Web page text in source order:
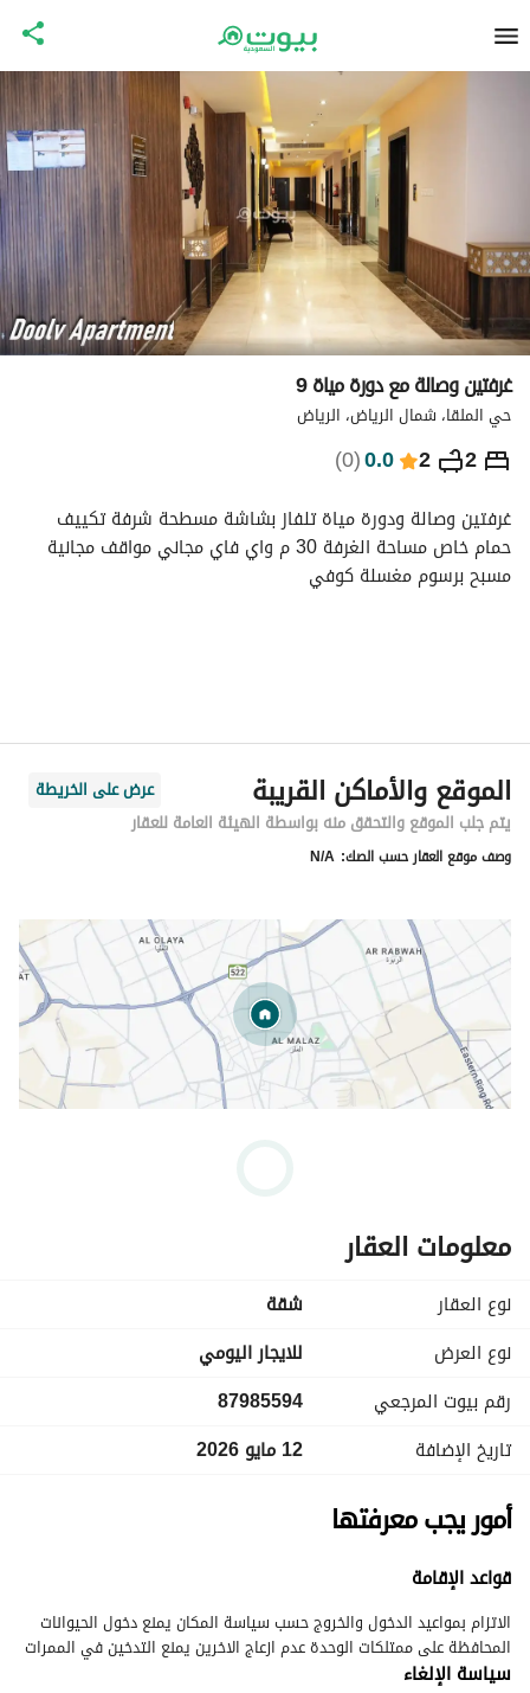
غرفتين وصالة مع دورة مياة 9
حي الملقا، شمال الرياض، الرياض
2
2
0.0
(
0
) ⃁
547ليلة
التفاصيل الاماكن القريبة معلومات وزارة السياحة
مسبح برسوم مغسلة كوفي
الموقع والأماكن القريبة
عرض على الخريطة
يتم جلب الموقع والتحقق منه بواسطة الهيئة العامة للعقار
وصف موقع العقار حسب الصك: N/A
معلومات العقار
نوع العقار
شقة
نوع العرض
للايجار اليومي
رقم بيوت المرجعي
87985594
تاريخ الإضافة
12 مايو 2026
أمور يجب معرفتها
قواعد الإقامة
الاتزام بمواعيد الدخول والخروج حسب سياسة المكان يمنع دخول الحيوانات
المحافظة على ممتلكات الوحدة عدم ازعاج الاخرين يمنع التدخين في الممرات
سياسة الإلغاء